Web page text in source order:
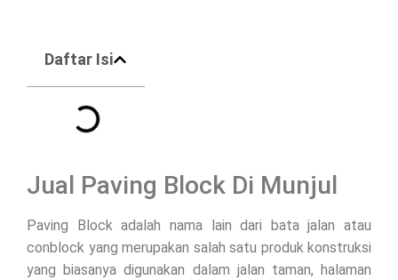
Daftar Isi
Jual Paving Block Di Munjul
Paving Block adalah nama lain dari bata jalan atau
conblock yang merupakan salah satu produk konstruksi
yang biasanya digunakan dalam jalan taman, halaman